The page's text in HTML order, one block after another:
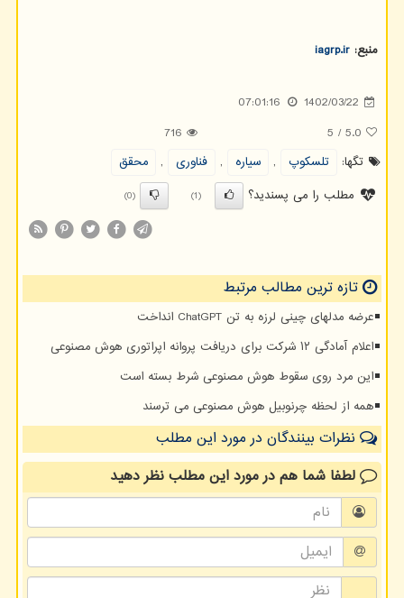
منبع: iagrp.ir
1402/03/22
07:01:16
5.0
/
5
716
تگها:
تلسكوپ , سیاره , فناوری ,
محقق
مطلب را می پسندید؟
(1)
(0)
تازه ترین مطالب مرتبط
عرضه مدلهای چینی لرزه به تن ChatGPT انداخت
اعلام آمادگی ۱۲ شرکت برای دریافت پروانه اپراتوری هوش مصنوعی
این مرد روی سقوط هوش مصنوعی شرط بسته است
همه از لحظه چرنوبیل هوش مصنوعی می ترسند
نظرات بینندگان در مورد این مطلب
لطفا شما همدر مورد این مطلبنظر دهید